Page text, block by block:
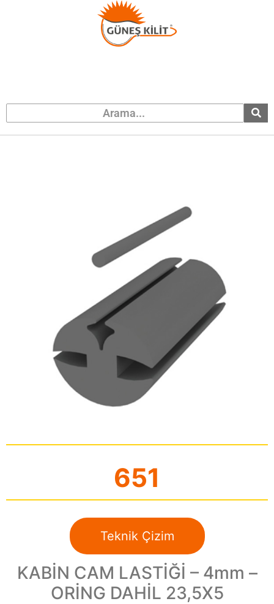
651
Teknik Çizim
KABİN CAM LASTİĞİ – 4mm –
ORİNG DAHİL 23,5X5